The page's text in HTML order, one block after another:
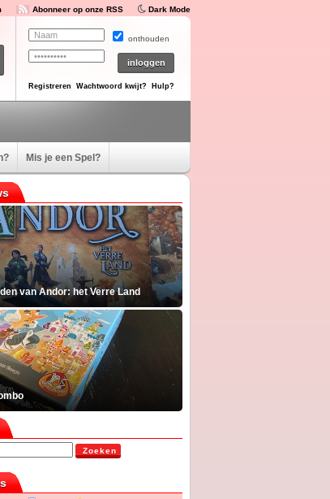
Abonneer op onze RSS Dark Mode
onthouden
Registreren Wachtwoord kwijt? Hulp?
Mis je een Spel?
van Andor: het Verre Land
Zoeken